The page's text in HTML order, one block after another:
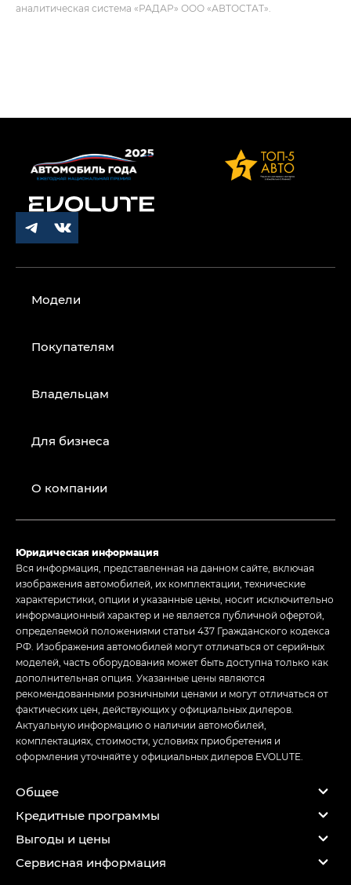
аналитическая система «РАДАР» ООО «АВТОСТАТ».
Модели
Покупателям
Владельцам
Для бизнеса
О компании
Юридическая информация
Вся информация, представленная на данном сайте, включая
изображения автомобилей, их комплектации, технические
характеристики, опции и указанные цены, носит исключительно
информационный характер и не является публичной офертой,
определяемой положениями статьи 437 Гражданского кодекса
РФ. Изображения автомобилей могут отличаться от серийных
моделей, часть оборудования может быть доступна только как
дополнительная опция. Указанные цены являются
рекомендованными розничными ценами и могут отличаться от
фактических цен, действующих у официальных дилеров.
Актуальную информацию о наличии автомобилей,
комплектациях, стоимости, условиях приобретения и
оформления уточняйте у официальных дилеров EVOLUTE.
Общее
Кредитные программы
Выгоды и цены
Сервисная информация